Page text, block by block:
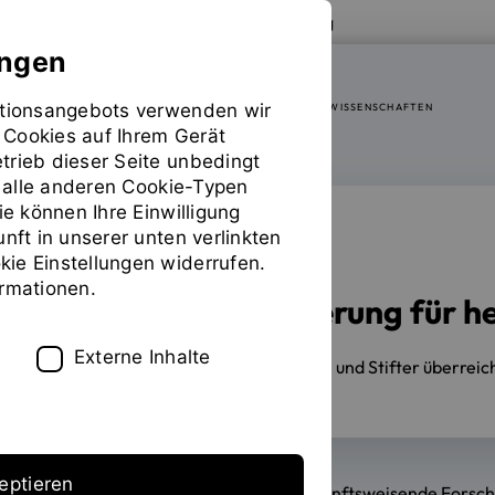
Zur Website der OTH Regensburg
FAKULTÄT SOZIAL- UND GESUNDHEITSWISSENSCHAFTEN
PREISVERLEIHUNG
Großzügige Förderung für
24.11.2025 Zahlreiche Stifterinnen und Stifter
verwenden wir
auf Ihrem Gerät
dieser Seite unbedingt
anderen Cookie-Typen
können Ihre Einwilligung
in unserer unten verlinkten
Einstellungen widerrufen.
Externe Inhalte